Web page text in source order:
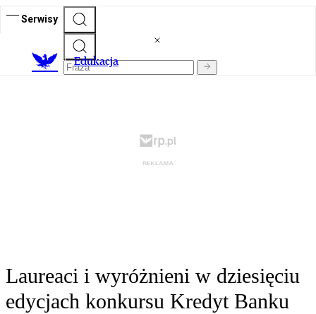
Serwisy
Edukacja
Laureaci i wyróżnieni w dziesięciu
edycjach konkursu Kredyt Banku